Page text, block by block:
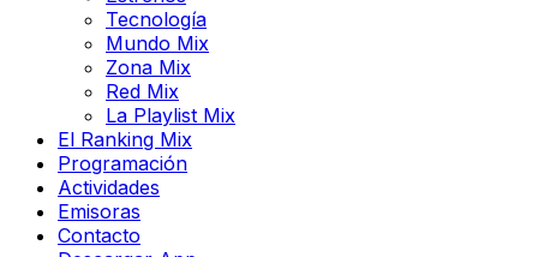
Tecnología
Mundo Mix
Zona Mix
Red Mix
La Playlist Mix
El Ranking Mix
Programación
Actividades
Emisoras
Contacto